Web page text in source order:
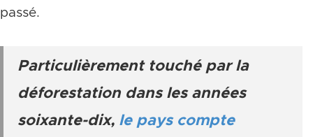
passé.
Particulièrement touché par la
déforestation dans les années
soixante-dix, le pays compte